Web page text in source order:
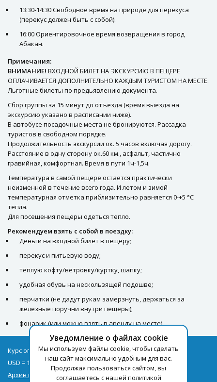
13:30-14:30 Свободное время на природе для перекуса
(перекус должен быть с собой).
16:00 Ориентировочное время возвращения в город
Абакан.
Примечания:
ВНИМАНИЕ! ВХОДНОЙ БИЛЕТ НА ЭКСКУРСИЮ В ПЕЩЕРЕ
ОПЛАЧИВАЕТСЯ ДОПОЛНИТЕЛЬНО КАЖДЫМ ТУРИСТОМ НА МЕСТЕ.
Льготные билеты по предьявлению документа.
Сбор группы за 15 минут до отъезда (время выезда на
экскурсию указано в расписании ниже).
В автобусе посадочные места не бронируются. Рассадка
туристов в свободном порядке.
Продолжительность экскурсии ок. 5 часов включая дорогу.
Расстояние в одну сторону ок.60 км., асфальт, частично
гравийная, комфортная. Время в пути 1ч-1,5ч.
Температура в самой пещере остается практически
неизменной в течение всего года. И летом и зимой
температурная отметка приблизительно равняется 0-+5 °C
тепла.
Для посещения пещеры одеться тепло.
Рекомендуем взять с собой в поездку:
Деньги на входной билет в пещеру;
перекус и питьевую воду;
теплую кофту/ветровку/куртку, шапку;
удобная обувь на нескользящей подошве;
перчатки (не дадут рукам замерзнуть, держаться за
железные поручни внутри пещеры);
фонарик (или можно взять в аренду на месте).
Уведомление о файлах cookie
Мы используем файлы cookie, чтобы сделать
наш сайт максимально удобным для вас.
Продолжая пользоваться сайтом, вы
соглашаетесь с нашей политикой
Курс оплаты туров на 09.08
USD = 1,71
EUR = 1,97
Архив курсов